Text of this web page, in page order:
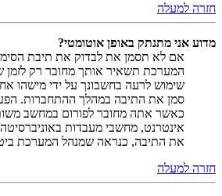
חזרה למעלה
מדוע אני מתנתק באופן אוטומטי?
אם לא תסמן את לבדוק את תיבת
המערכת תשאיר אותך מחובר רק
שימוש לרעה בחשבונך על ידי מישהו
סמן את התיבה במהלך ההתחברות.
כאשר אתה מחובר לפורום במחשב
אינטרנט, מחשבי מעבדות
את התיבה, כנראה שמנהל המערכת
חזרה למעלה